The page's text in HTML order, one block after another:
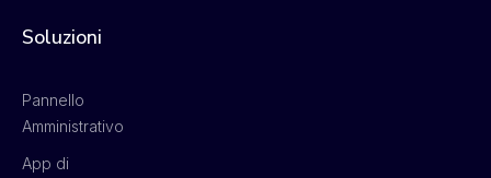
Soluzioni
Pannello
Amministrativo
App di